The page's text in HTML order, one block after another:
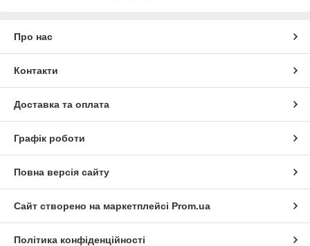
Про нас
Контакти
Доставка та оплата
Графік роботи
Повна версія сайту
Сайт створено на маркетплейсі Prom.ua
Політика конфіденційності